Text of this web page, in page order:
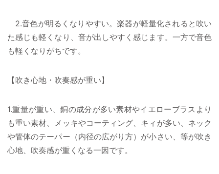
2.音色が明るくなりやすい。楽器が軽量化されると吹い
た感じも軽くなり、音が出しやすく感じます。一方で音色
も軽くなりがちです。
【吹き心地・吹奏感が重い】
1.重量が重い、銅の成分が多い素材やイエローブラスより
も重い素材、メッキやコーティング、キィが多い、ネック
や管体のテーパー（内径の広がり方）が小さい、等が吹き
心地、吹奏感が重くなる一因です。